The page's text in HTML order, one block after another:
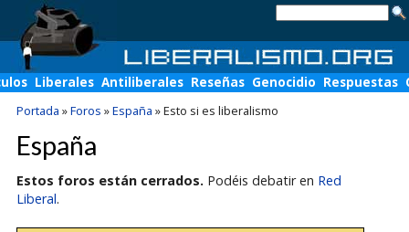
Liberales Antiliberales Reseñas Genocidio Respuestas
Portada »Foros »España »Esto si es liberalismo
España
Estos foros están cerrados. Podéis debatir en Red
Liberal.